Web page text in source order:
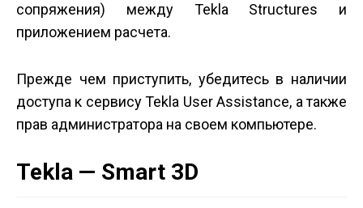
сопряжения) между Tekla Structures и
приложением расчета.
Прежде чем приступить, убедитесь в наличии
доступа к сервису Tekla User Assistance, а также
прав администратора на своем компьютере.
Tekla — Smart 3D